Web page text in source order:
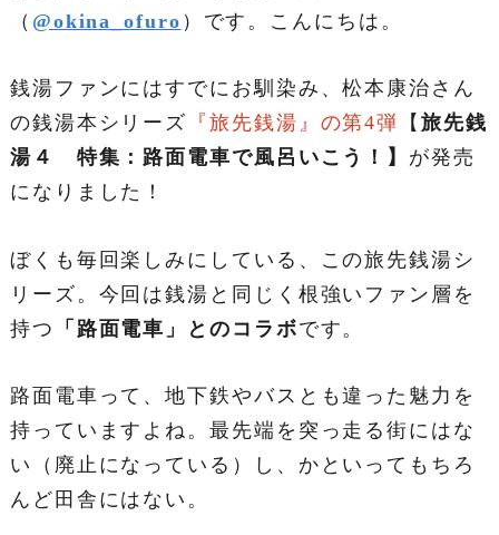
（ @okina_ofuro ）です。こんにちは。
銭湯ファンにはすでにお馴染み、松本康治さん
の銭湯本シリーズ
『旅先銭湯』の第4弾 【旅先銭
湯４ 特集：路面電車で風呂いこう！】 が発売
になりました！
ぼくも毎回楽しみにしている、この旅先銭湯シ
リーズ。今回は銭湯と同じく根強いファン層を
持つ
「路面電車」とのコラボです。
路面電車って、地下鉄やバスとも違った魅力を
持っていますよね。最先端を突っ走る街にはな
い（廃止になっている）し、かといってもちろ
んど田舎にはない。